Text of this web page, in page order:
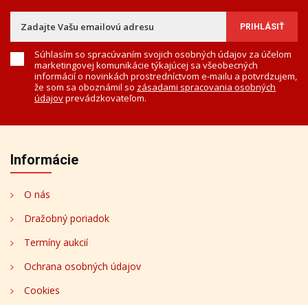
Súhlasím so spracúvaním svojich osobných údajov za účelom
marketingovej komunikácie týkajúcej sa všeobecných
informácií o novinkách prostredníctvom e-mailu a potvrdzujem,
že som sa oboznámil so zásadami spracovania osobných
údajovprevádzkovateľom.
Informácie
O nás
Dražobný poriadok
Termíny aukcií
Ochrana osobných údajov
Cookies